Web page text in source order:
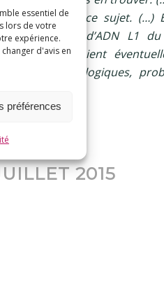
essentiel de
lors de votre
expérience.
d'avis en
préférences
sur ce sujet. (…)
des résidus d’ADN L1
pourraient
pathologiques,
2015